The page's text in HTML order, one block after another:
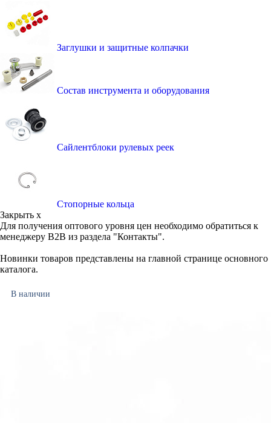
Заглушки и защитные колпачки
Состав инструмента и оборудования
Сайлентблоки рулевых реек
Стопорные кольца
Закрыть x
Для получения оптового уровня цен необходимо обратиться к
менеджеру B2B из раздела "Контакты".
Новинки товаров представлены на главной странице основного
каталога.
В наличии